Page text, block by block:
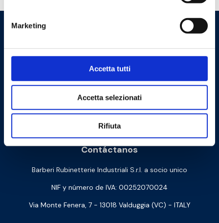
Marketing
Accetta tutti
Accetta selezionati
Rifiuta
Cookie Policy Privacy Policy
Contáctanos
Barberi Rubinetterie Industriali S.r.l. a socio unico
NIF y número de IVA: 00252070024
Via Monte Fenera, 7 - 13018 Valduggia (VC) - ITALY